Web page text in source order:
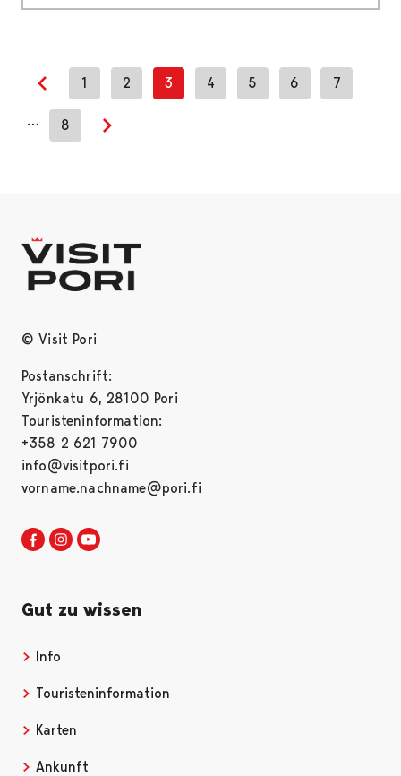
Previous page
1 2 3 4 5 6 7
… 8
© Visit Pori
Postanschrift:
Yrjönkatu 6, 28100 Pori
Touristeninformation:
+358 2 621 7900
info@visitpori.fi
vorname.nachname@pori.fi
Visit Pori in Facebook
Opens in a new tab
Visit Pori in Instagram
Opens in a new tab
Gut zu wissen
Info
Touristeninformation
Karten
Ankunft